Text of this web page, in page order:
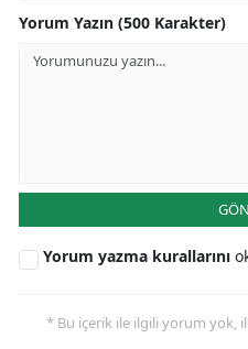
Yorum Yazın (500 Karakter)
Yorum yazma kurallarını
* Bu içerik ile ilgili yorum yok,